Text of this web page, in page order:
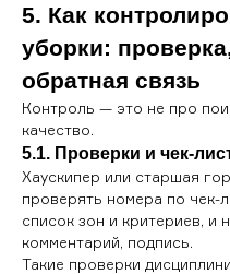
5. Как
уборки:
обратная связь
Контроль — это не про
качество.
5.1. Проверки и чек-
Хаускипер или старшая
проверять номера по чек-
список зон и критериев, и
комментарий, подпись.
Такие проверки